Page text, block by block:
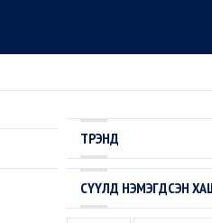
ТРЭНД
СҮҮЛД НЭМЭГДСЭН